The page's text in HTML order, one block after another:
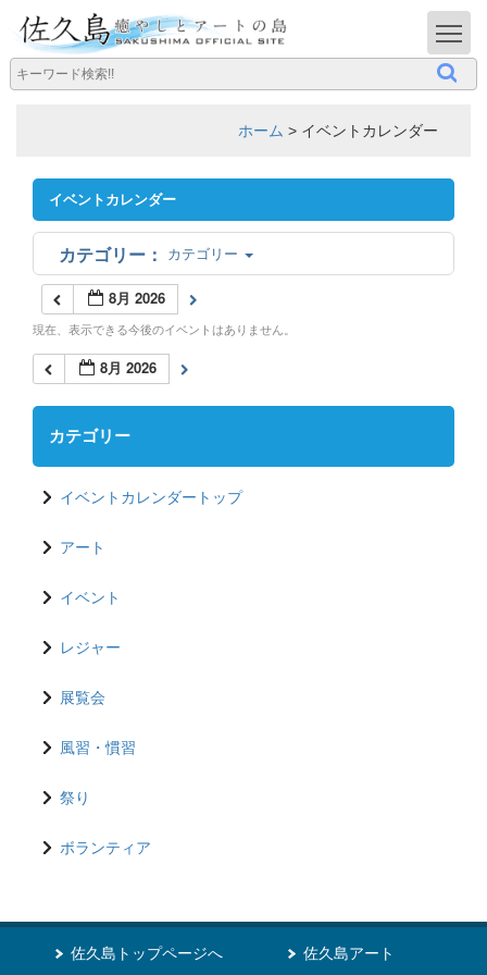
ホーム > イベントカレンダー
イベントカレンダー
カテゴリー
8月 2026
現在、表示できる今後のイベントはありません。
8月 2026
カテゴリー
イベントカレンダートップ
アート
イベント
レジャー
展覧会
風習・慣習
祭り
ボランティア
佐久島トップページへ 佐久島アート